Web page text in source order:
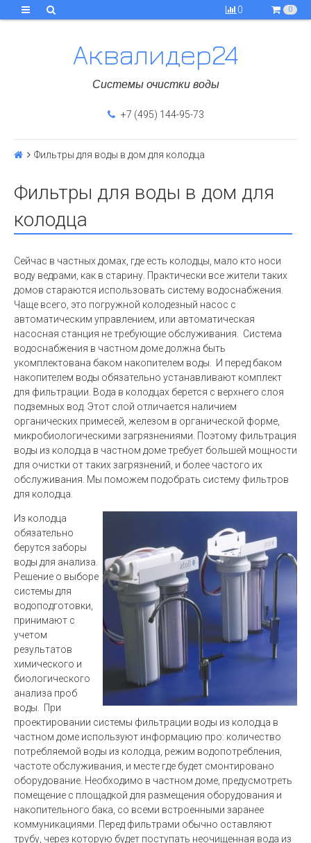
0 0
Аквалидер24
Системы очистки воды
+7 (495) 144-95-73
Фильтры для воды в дом для колодца
Фильтры для воды в дом для
колодца
Сейчас в частных домах, где есть колодцы, мало кто носи
воду ведрами, как в старину. Практически все жители таких
домов стараются использовать систему водоснабжения.
Чаще всего, это погружной колодезный насос с
автоматическим управлением, или автоматическая
насосная станция не требующие обслуживания. Система
водоснабжения в частном доме должна быть
укомплектована баком накопителем воды. И перед баком
накопителем воды обязательно устанавливают комплект
для фильтрации. Вода в колодцах берется с верхнего слоя
подземных вод. Этот слой отличается наличием
органических примесей, железом в органической форме,
микробиологическими загрязнениями. Поэтому фильтрация
воды из колодца в частном доме требует большей мощности
для очистки от таких загрязнений, и более частого их
обслуживания. Мы поможем подобрать систему фильтров
для колодца.
Из колодца
обязательно
берутся заборы
воды для анализа.
Решение о выборе
системы для
водоподготовки,
принимают с
учетом
результатов
химического и
биологического
анализа проб
воды. При
проектировании системы фильтрации воды из колодца в
частном доме используют информацию про: количество
потребляемой воды из колодца, режим водопотребления,
частоте обслуживания, и месте где будет смонтировано
оборудование. Необходимо в частном доме, предусмотреть
помещение с площадкой для размещения оборудования и
накопительного бака, со всеми встроенными заранее
коммуникациями. Перед фильтрами обычно оставляют
трубу, через которую будет поступать неочищенная вода из